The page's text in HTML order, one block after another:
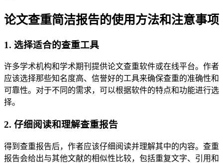
论文查重简洁报告的使用方法和注意事项
1. 选择适合的查重工具
许多学术机构和学术期刊提供论文查重软件或在线平台。作者
应该选择那些知名度高、信誉好的工具来确保查重的准确性和
可靠性。对于不同的需求，可以根据软件的特点和功能进行选
择。
2. 仔细阅读和理解查重报告
得到查重报告后，作者应该仔细阅读并理解其中的内容。查重
报告会给出与其他文献的相似性比较，包括重复文字、引用和